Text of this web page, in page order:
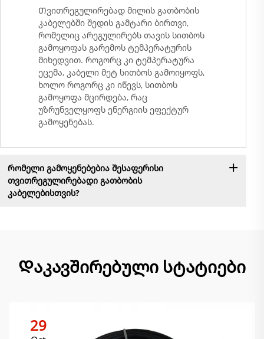
Თვითრეგულირებად მილის გათბობის
კაბელებში შედის გამტარი ბირთვი,
რომელიც არეგულირებს თავის სითბოს
გამოყოფას გარემოს ტემპერატურის
მიხედვით. როგორც კი ტემპერატურა
ეცემა, კაბელი მეტ სითბოს გამოიყოფს,
ხოლო როგორც კი იწევს, სითბოს
გამოყოფა მცირდება, რაც
უზრუნველყოფს ენერგიის ეფექტურ
გამოყენებას.
Რომელი გამოყენებებია შესაფერისი
თვითრეგულირებადი გათბობის
კაბელებისთვის?
Დაკავშირებული სტატიები
29